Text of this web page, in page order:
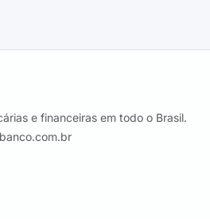
e financeiras em todo o Brasil.